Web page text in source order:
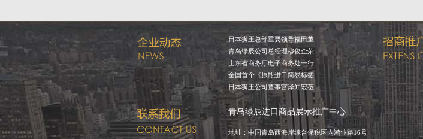
日本狮王总部重要领导福田董...
青岛绿辰公司总经理穆俊企荣...
山东省商务厅电子商务处一行...
全国首个《原瓶进口简易标签...
日本狮王公司董事宫泽知宏莅...
青岛绿辰进口商品展示推广中心
地址：中国青岛西海岸综合保税区内鸿业路16号